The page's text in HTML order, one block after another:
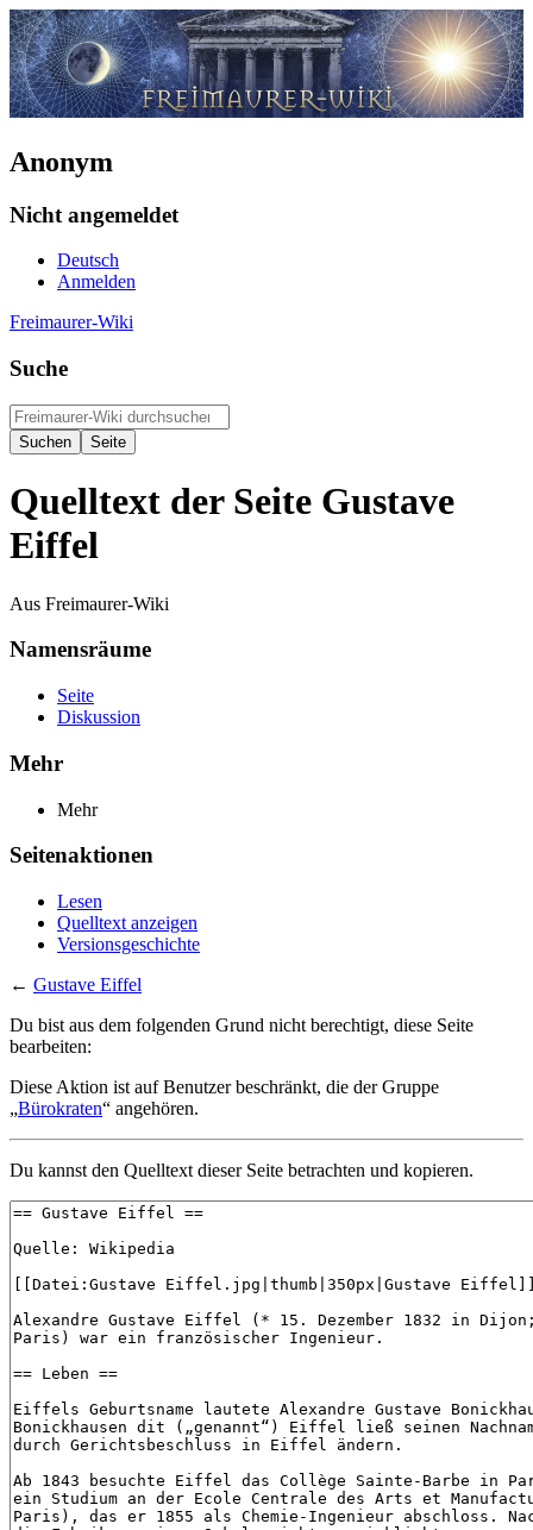
Anonym
Nicht angemeldet
Deutsch
Anmelden
Freimaurer-Wiki
Suche
Quelltext der Seite Gustave
Eiffel
Aus Freimaurer-Wiki
Namensräume
Seite
Diskussion
Mehr
Mehr
Seitenaktionen
Lesen
Quelltext anzeigen
Versionsgeschichte
← Gustave Eiffel
Du bist aus dem folgenden Grund nicht berechtigt, diese Seite
bearbeiten:
Diese Aktion ist auf Benutzer beschränkt, die der Gruppe
„Bürokraten“ angehören.
Du kannst den Quelltext dieser Seite betrachten und kopieren.